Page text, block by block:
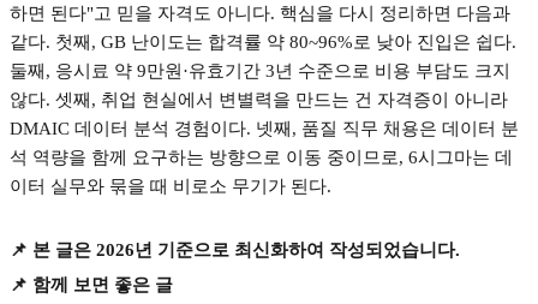
하면 된다"고 믿을 자격도 아니다. 핵심을 다시 정리하면 다음과
같다. 첫째 , GB 난이도는 합격률 약 80~96%로 낮아 진입은 쉽다.
둘째 , 응시료 약 9만원 ·유효기간 3년 수준으로 비용 부담도 크지
않다. 셋째 , 취업 현실에서 변별력을 만드는 건 자격증이 아니라
DMAIC 데이터 분석 경험이다. 넷째 , 품질 직무 채용은 데이터 분
석 역량을 함께 요구하는 방향으로 이동 중이므로, 6시그마는 데
이터 실무와 묶을 때 비로소 무기가 된다.
📌 본 글은 2026년 기준으로 최신화하여 작성되었습니다.
📌 함께 보면 좋은 글